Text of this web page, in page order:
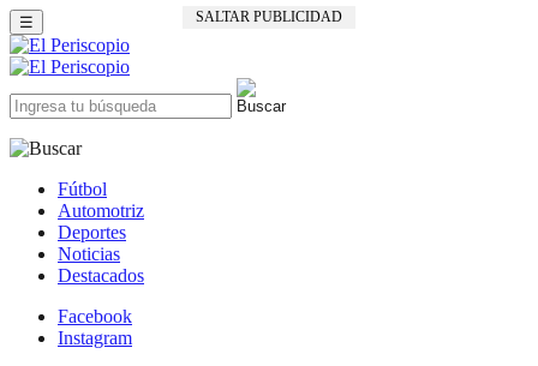
SALTAR PUBLICIDAD
☰
Fútbol
Automotriz
Deportes
Noticias
Destacados
Facebook
Instagram